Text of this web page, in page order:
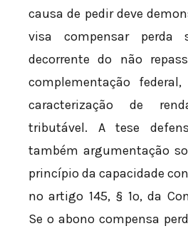
causa de pedir deve
visa compensar perda
decorrente do não
complementação
caracterização de
tributável. A tese
também argumentação
princípio da capacidade
no artigo 145, § 1º, da
Se o abono compensa